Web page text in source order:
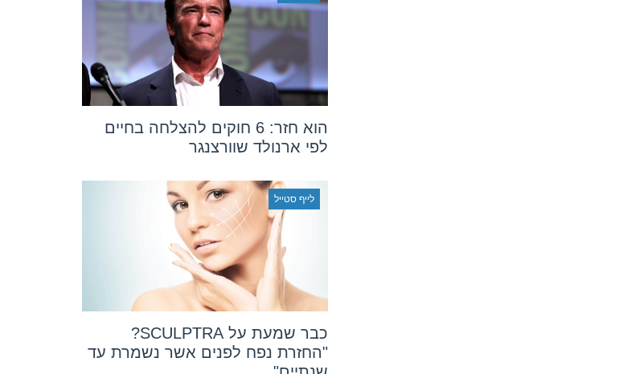
הוא חזר: 6 חוקים להצלחה בחיים
לפי ארנולד שוורצנגר
לייף סטייל
כבר שמעת על SCULPTRA?
"החזרת נפח לפנים אשר נשמרת עד